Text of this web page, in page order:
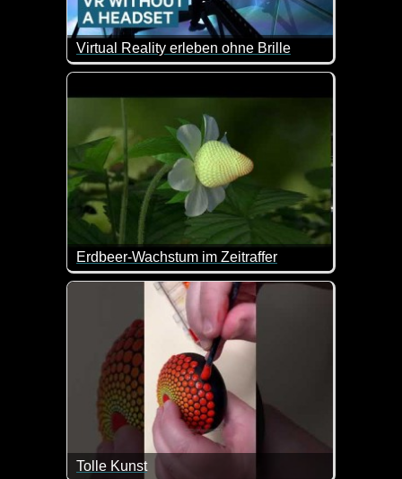
Virtual Reality erleben ohne Brille
Das ist doch super spannend. In diesem Theater
Erdbeer-Wachstum im Zeitraffer
Das sieht doch klasse aus im Zeitraffer!
Tolle Kunst